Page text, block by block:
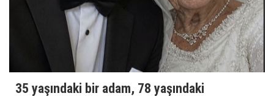
35 yaşındaki bir adam, 78 yaşındaki